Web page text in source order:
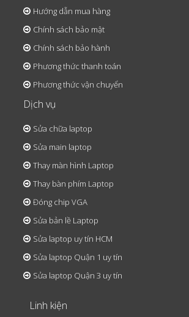
Hướng dẫn mua hàng
Chính sách bảo mật
Chính sách bảo hành
Phương thức thanh toán
Phương thức vận chuyển
Dịch vụ
Sửa chữa laptop
Sửa main laptop
Thay màn hình Laptop
Thay bàn phím Laptop
Đóng chip VGA
Sửa bản lề Laptop
Sửa laptop uy tín HCM
Sửa laptop Quận 1 uy tín
Sửa laptop Quận 3 uy tín
Linh kiện